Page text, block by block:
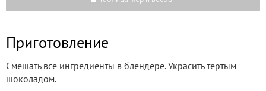
Приготовление
Смешать все ингредиенты в блендере. Украсить тертым
шоколадом.